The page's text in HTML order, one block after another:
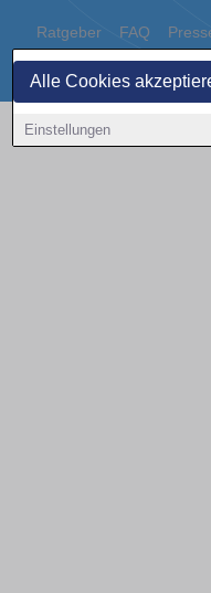
Alle Cookies
Einstellungen
Ratgeber FAQ
Copyright © 2000 - 2026 | 1A